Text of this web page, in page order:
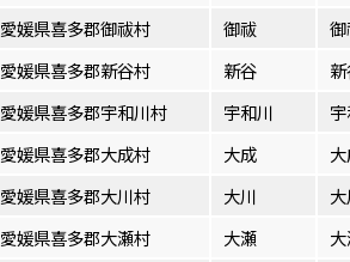
愛媛県喜多郡御祓村 御祓
愛媛県喜多郡新谷村 新谷
愛媛県喜多郡宇和川村 宇和川
愛媛県喜多郡大成村 大成
愛媛県喜多郡大川村 大川
愛媛県喜多郡大瀬村 大瀬